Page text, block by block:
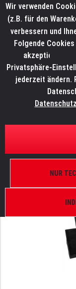
ÜBERSICHT
ELATION
Wir verwenden
(z.B. für den
verbessern und
Folgende
akzeptieren.
Privatsphäre-
jederzeit ändern.
NUR